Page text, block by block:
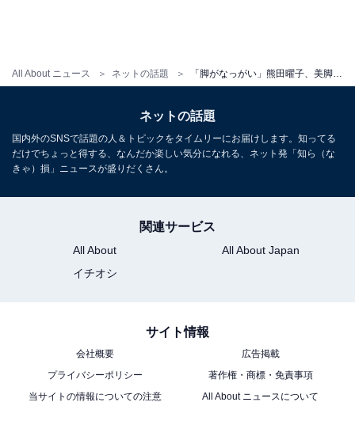
All About ニュース ネットの話題
ネットの話題
国内外のSNSで話題の人＆トピックをタイムリーにお届けします。知ってる
だけでちょっと得する、なんだか楽しい気分になれる、ネット発「知ら（な
きゃ）損」ニュースが盛りだくさん。
関連サービス
All About
All About Japan
イチオシ
サイト情報
会社概要
広告掲載
プライバシーポリシー
著作権・商標・免責事項
当サイトの情報についての注意
All About ニュースについて